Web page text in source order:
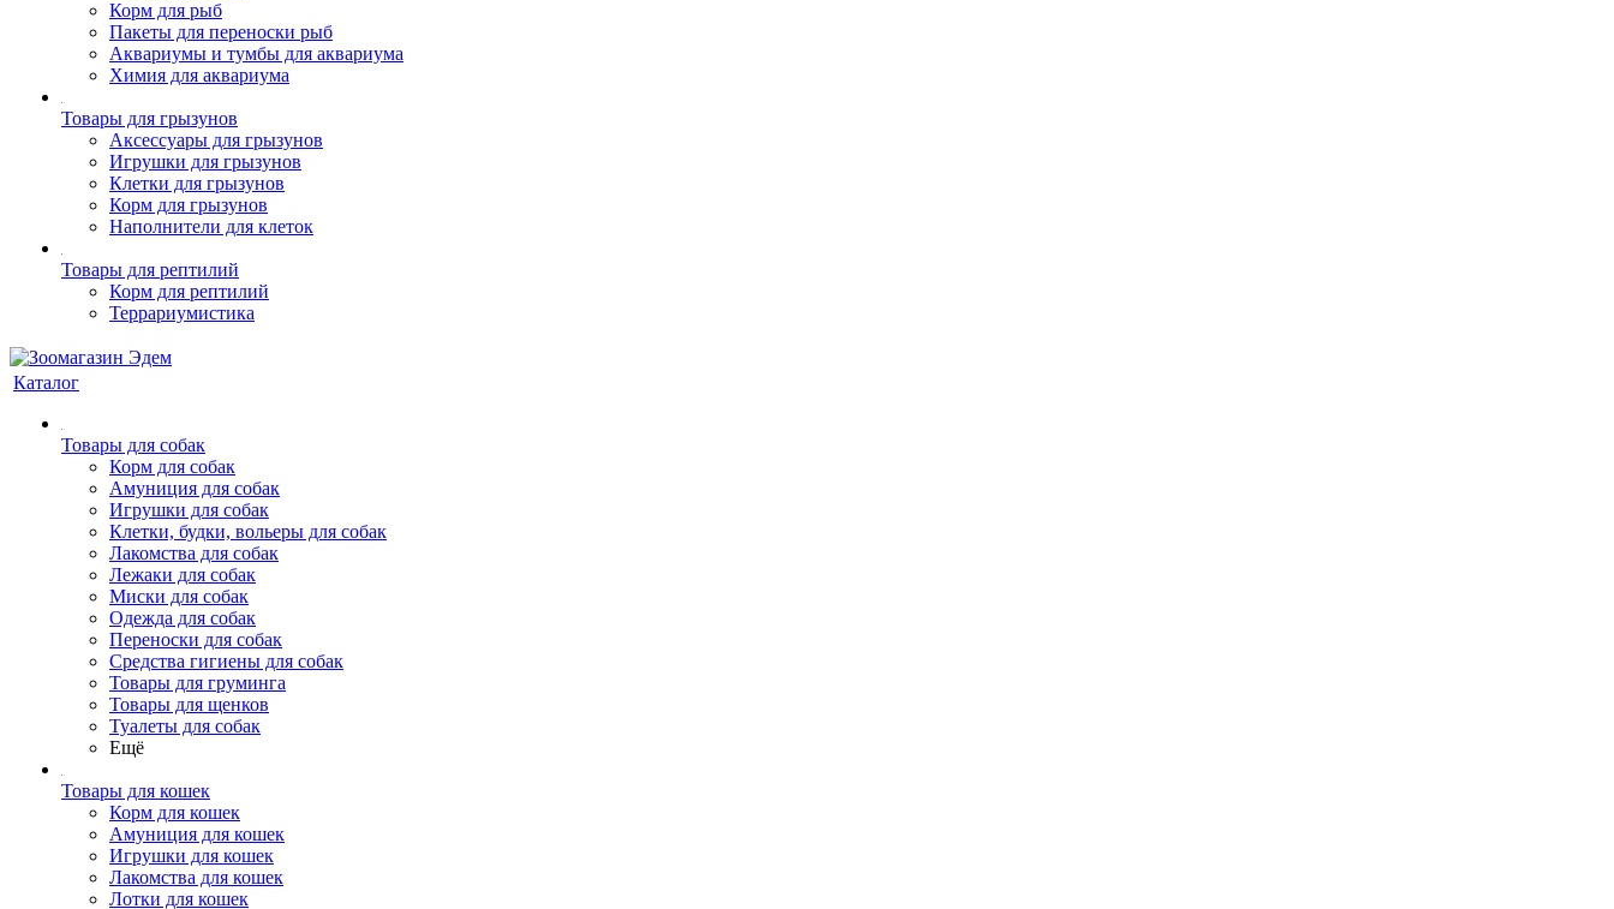
Корм для рыб
Пакеты для переноски рыб
Аквариумы и тумбы для аквариума
Химия для аквариума
Товары для грызунов
Аксессуары для грызунов
Игрушки для грызунов
Клетки для грызунов
Корм для грызунов
Наполнители для клеток
Товары для рептилий
Корм для рептилий
Террариумистика
Каталог
Товары для собак
Корм для собак
Амуниция для собак
Игрушки для собак
Клетки, будки, вольеры для собак
Лакомства для собак
Лежаки для собак
Миски для собак
Одежда для собак
Переноски для собак
Средства гигиены для собак
Товары для груминга
Товары для щенков
Туалеты для собак
Ещё
Товары для кошек
Корм для кошек
Амуниция для кошек
Игрушки для кошек
Лакомства для кошек
Лотки для кошек